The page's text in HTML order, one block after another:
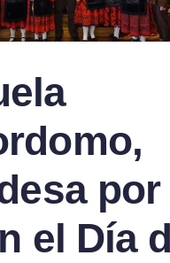
por
el Día